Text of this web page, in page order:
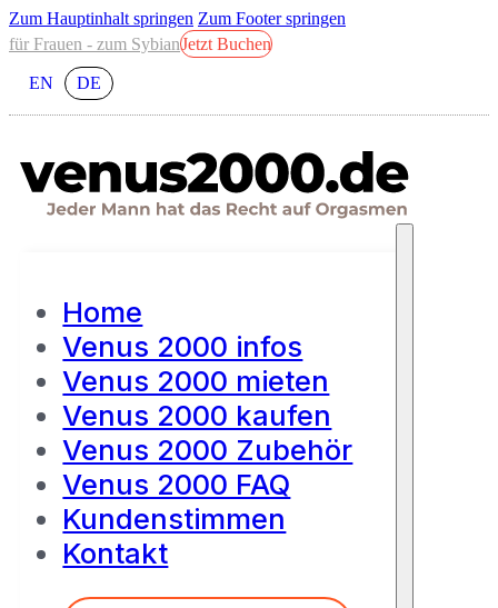
Zum Hauptinhalt springen Zum Footer springen
für Frauen - zum SybianJetzt Buchen
EN DE
Home
Venus 2000 infos
Venus 2000 mieten
Venus 2000 kaufen
Venus 2000 Zubehör
Venus 2000 FAQ
Kundenstimmen
Kontakt